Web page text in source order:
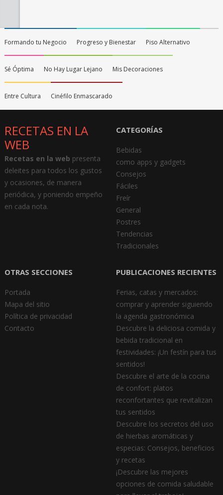
Formando tu Negocio Progreso y Bienestar Piso Alternativo
Sé Óptima No Hay Lugar Lejano Mis Decoraciones
Entre Cultura Cinéfilo Enmascarado
RECETAS EN LA
WEB
Recetas en la web presenta
deleites para todos los gustos
y ocasiones, de manera
periódica, y poniendo empeño
en cada nota.
CATEGORÍAS
Bebidas
como apps y gadgets
Consejos
Fáciles
Freír
General
Postres
Tendencias
Tradicionales
OTRAS SECCIONES
Portada
Mapa del sitio
Política de privacidad
Contacto
PUBLICACIONES RECIENTES
Ferias, catas y mercados:
comprar y aprender siguiendo
la agenda gastronómica
Descubre la deliciosa comida y
bebida tradicional en
festividades: ¡Un festín para tus
sentidos!
Descubre el arte de la cocina
de confort: platos
reconfortantes que revitalizan
tus sentidos
Descubre los secretos del uso
de hierbas aromáticas y
especias: Consejos, beneficios
y recetas
¡Descubre las mejores
opciones de comida saludable